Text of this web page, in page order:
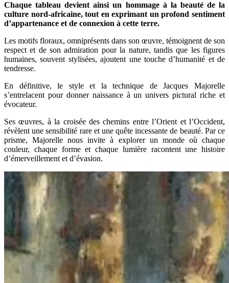
Chaque tableau devient ainsi un hommage à la beauté de la
culture nord-africaine, tout en exprimant un profond sentiment
d’appartenance et de connexion à cette terre.
Les motifs floraux, omniprésents dans son œuvre, témoignent de son
respect et de son admiration pour la nature, tandis que les figures
humaines, souvent stylisées, ajoutent une touche d’humanité et de
tendresse.
En définitive, le style et la technique de Jacques Majorelle
s’entrelacent pour donner naissance à un univers pictural riche et
évocateur.
Ses œuvres, à la croisée des chemins entre l’Orient et l’Occident,
révèlent une sensibilité rare et une quête incessante de beauté. Par ce
prisme, Majorelle nous invite à explorer un monde où chaque
couleur, chaque forme et chaque lumière racontent une histoire
d’émerveillement et d’évasion.